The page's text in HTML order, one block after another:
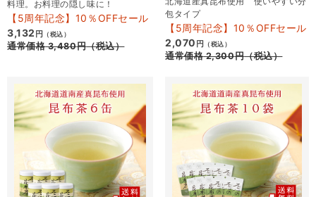
料理。お料理の隠し味に！
【5周年記念】10％OFFセール
3,132 円 （税込）
通常価格3,480円（税込）
包タイプ
【5周年記念】10％OFFセール
2,070 円 （税込）
通常価格2,300円（税込）